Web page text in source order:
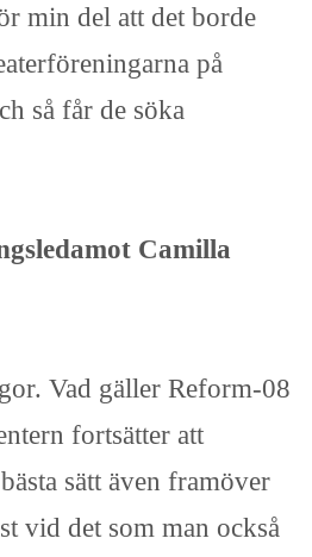
min del att det borde
på
så får de söka
Camilla
Vad gäller Reform-08
fortsätter att
sätt även framöver
vid det som man också